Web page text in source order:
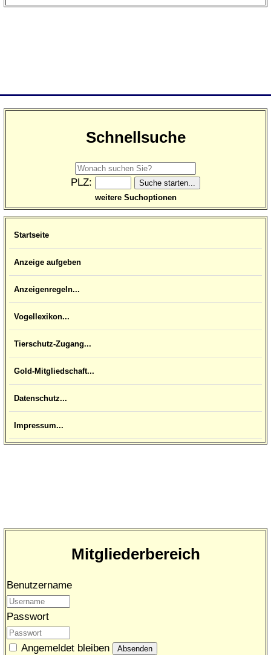
Schnellsuche
PLZ:
weitere Suchoptionen
Startseite
Anzeige aufgeben
Anzeigenregeln...
Vogellexikon...
Tierschutz-Zugang...
Gold-Mitgliedschaft...
Datenschutz...
Impressum...
Mitgliederbereich
Benutzername
Passwort
Angemeldet bleiben